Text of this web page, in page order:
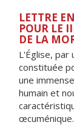
LETTRE
POUR LE
DE LA
L'Église, par
constituée
une
humain et
œcuménique.